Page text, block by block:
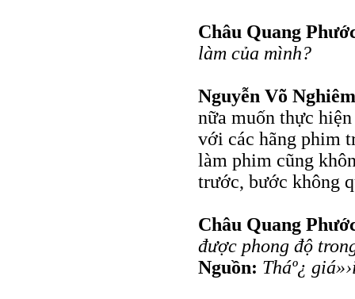
Châu Quang
làm của mình?
Nguyễn Võ
nữa muốn thực
với các hãng phim
làm phim cũng
trước, bước không
Châu Quang
được phong độ
Nguồn: Tháº¿